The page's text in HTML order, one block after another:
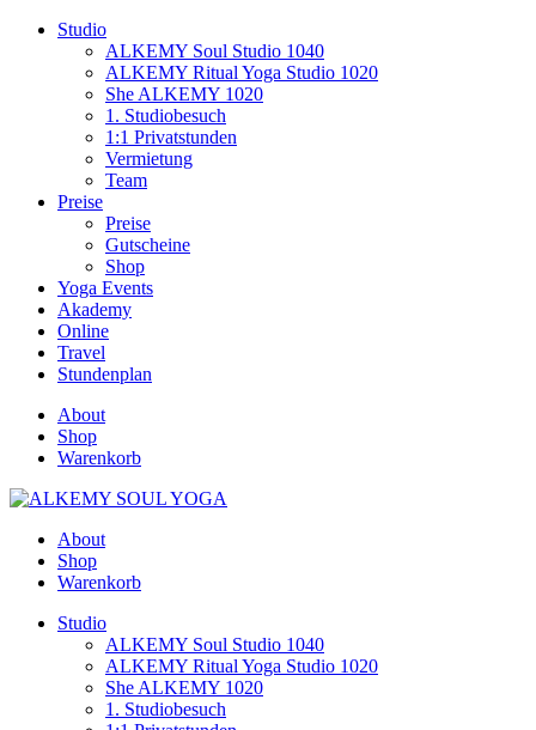
Studio
ALKEMY Soul Studio 1040
ALKEMY Ritual Yoga Studio 1020
She ALKEMY 1020
1. Studiobesuch
1:1 Privatstunden
Vermietung
Team
Preise
Preise
Gutscheine
Shop
Yoga Events
Akademy
Online
Travel
Stundenplan
About
Shop
Warenkorb
About
Shop
Warenkorb
Studio
ALKEMY Soul Studio 1040
ALKEMY Ritual Yoga Studio 1020
She ALKEMY 1020
1. Studiobesuch